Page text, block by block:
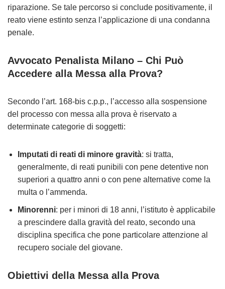
riparazione. Se tale percorso si conclude positivamente, il
reato viene estinto senza l’applicazione di una condanna
penale.
Avvocato Penalista Milano – Chi Può
Accedere alla Messa alla Prova?
Secondo l’art. 168-bis c.p.p., l’accesso alla sospensione
del processo con messa alla prova è riservato a
determinate categorie di soggetti:
Imputati di reati di minore gravità: si tratta,
generalmente, di reati punibili con pene detentive non
superiori a quattro anni o con pene alternative come la
multa o l’ammenda.
Minorenni: per i minori di 18 anni, l’istituto è applicabile
a prescindere dalla gravità del reato, secondo una
disciplina specifica che pone particolare attenzione al
recupero sociale del giovane.
Obiettivi della Messa alla Prova